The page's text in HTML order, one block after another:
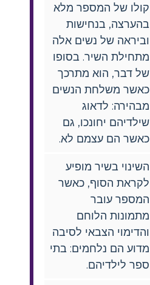
קולו של המספר מלא
בהערצה, בנחישות
וביראה של נשים אלה
מתחילת השיר. בסופו
של דבר, הוא מתרכך
כאשר משלחת הנשים
מבהירה: לדאוג
שילדיהם יחונכו, גם
כאשר הם עצמם לא.
השינוי בשיר מופיע
לקראת הסוף, כאשר
המספר עובר
מתמונות הלוחם
והדימוי הצבאי לסיבה
מדוע הם נלחמים: בתי
ספר לילדיהם.